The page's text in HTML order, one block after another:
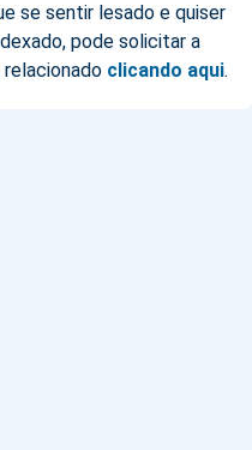
se sentir lesado e quiser
pode solicitar a
clicando aqui.